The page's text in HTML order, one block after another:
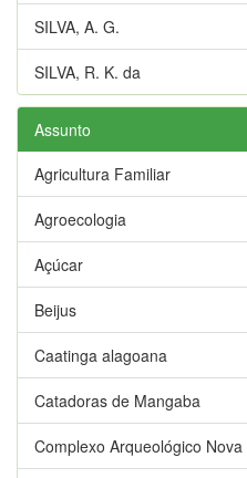
SILVA, A. G.
SILVA, R. K. da
Assunto
Agricultura Familiar
Agroecologia
Açúcar
Beijus
Caatinga alagoana
Catadoras de Mangaba
Complexo Arqueológico